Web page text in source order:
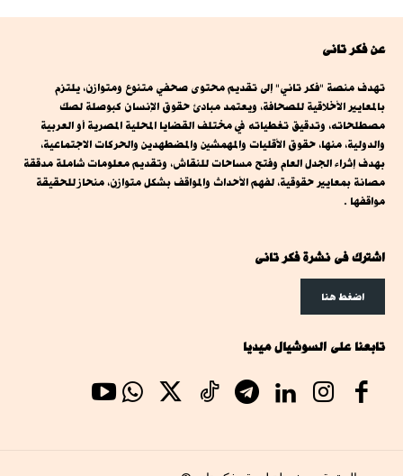
عن فكر تانى
تهدف منصة "فكر تاني" إلى تقديم محتوى صحفي متنوع ومتوازن، يلتزم
بالمعايير الأخلاقية للصحافة، ويعتمد مبادئ حقوق الإنسان كبوصلة لصك
مصطلحاته، وتدقيق تغطياته في مختلف القضايا المحلية المصرية أو العربية
والدولية، منها، حقوق الأقليات والمهمشين والمضطهدين والحركات الاجتماعية،
بهدف إثراء الجدل العام وفتح مساحات للنقاش، وتقديم معلومات شاملة مدققة
مصانة بمعايير حقوقية، لفهم الأحداث والمواقف بشكل متوازن، منحاز للحقيقة
مواقفها .
اشترك فى نشرة فكر تانى
اضغط هنا
تابعنا على السوشيال ميديا